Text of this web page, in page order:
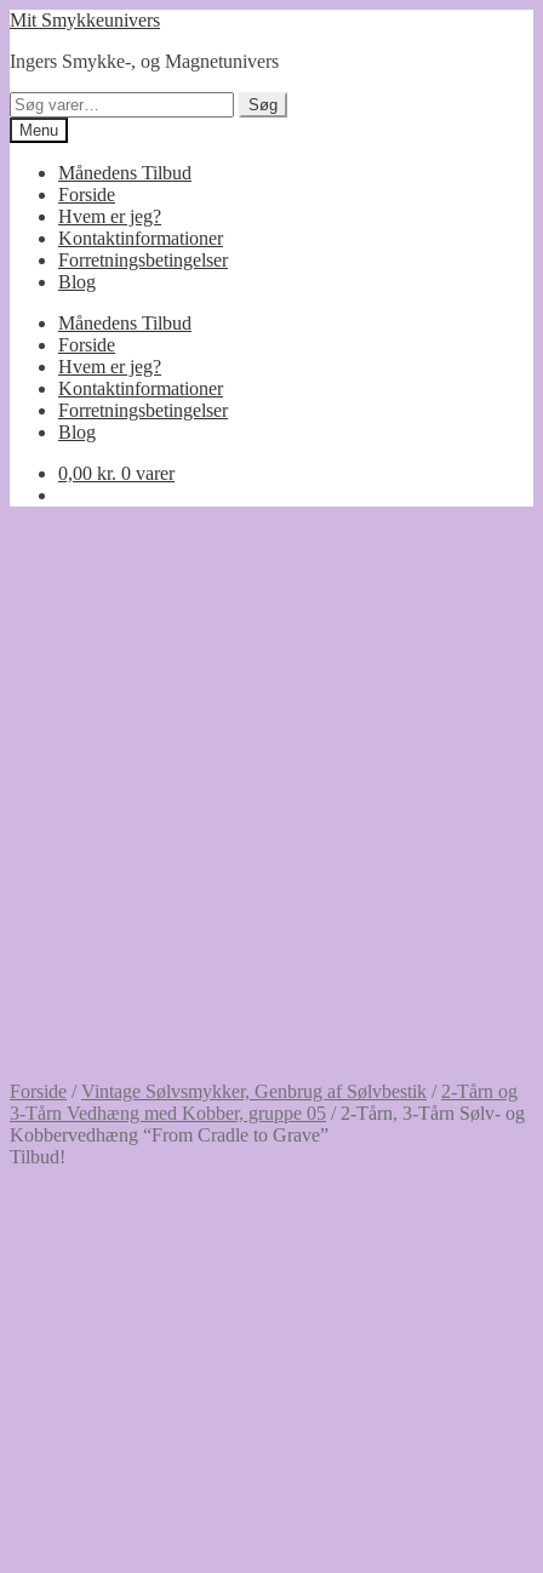
Spring
navigation
Spring
indhold
Mit Smykkeunivers
Ingers Smykke-, og Magnetunivers
Søg
efter:
Søg
Menu
Månedens Tilbud
Forside
Hvem er jeg?
Kontaktinformationer
Forretningsbetingelser
Blog
Månedens Tilbud
Forside
Hvem er jeg?
Kontaktinformationer
Forretningsbetingelser
Blog
0,00 kr. 0 varer
Forside /Vintage Sølvsmykker, Genbrug af Sølvbestik / 2-Tårn og
3-Tårn Vedhæng med Kobber, gruppe 05 / 2-Tårn, 3-Tårn Sølv- og
Kobbervedhæng “From Cradle to Grave”
Tilbud!